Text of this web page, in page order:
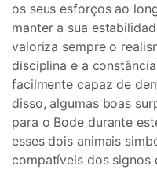
os seus esforços ao
manter a sua
valoriza sempre o
disciplina e a
facilmente capaz de
disso, algumas boas
para o Bode durante
esses dois animais
compatíveis dos signos